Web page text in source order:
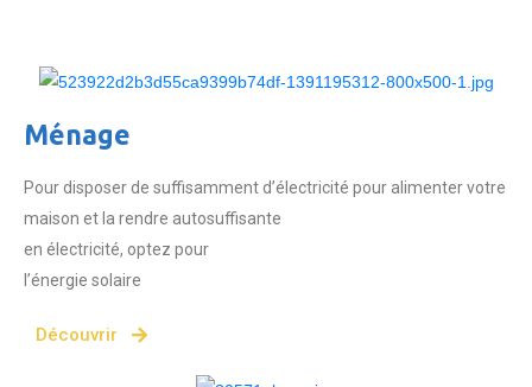
Ménage
Pour disposer de suffisamment d’électricité pour alimenter votre
maison et la rendre autosuffisante
en électricité, optez pour
l’énergie solaire
Découvrir